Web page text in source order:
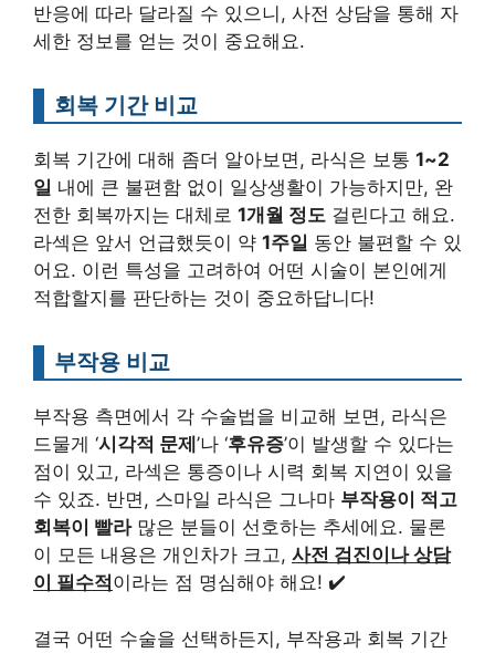
반응에 따라 달라질 수 있으니, 사전 상담을 통해 자
세한 정보를 얻는 것이 중요해요.
회복 기간 비교
회복 기간에 대해 좀더 알아보면, 라식은 보통 1~2
일 내에 큰 불편함 없이 일상생활이 가능하지만, 완
전한 회복까지는 대체로 1개월 정도 걸린다고 해요.
라섹은 앞서 언급했듯이 약 1주일 동안 불편할 수 있
어요. 이런 특성을 고려하여 어떤 시술이 본인에게
적합할지를 판단하는 것이 중요하답니다!
부작용 비교
부작용 측면에서 각 수술법을 비교해 보면, 라식은
드물게 ‘시각적 문제 ’나 ‘후유증’이 발생할 수 있다는
점이 있고, 라섹은 통증이나 시력 회복 지연이 있을
수 있죠. 반면, 스마일 라식은 그나마 부작용이 적고
회복이 빨라많은 분들이 선호하는 추세에요. 물론
이 모든 내용은 개인차가 크고, 사전 검진이나 상담
이 필수적 이라는 점 명심해야 해요! ✔️
결국 어떤 수술을 선택하든지, 부작용과 회복 기간